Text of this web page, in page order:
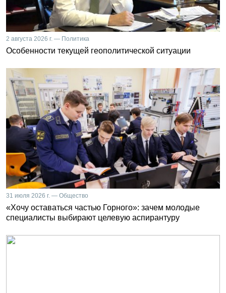
2 августа 2026 г. — Политика
Особенности текущей геополитической ситуации
31 июля 2026 г. — Общество
«Хочу оставаться частью Горного»: зачем молодые
специалисты выбирают целевую аспирантуру